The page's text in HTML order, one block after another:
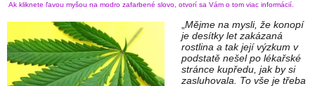
Ak kliknete ľavou myšou na modro zafarbené slovo, otvorí sa Vám o tom viac informácií.
Mějme na mysli, že konopí
je desítky let zakázaná
rostlina a tak její výzkum v
podstatě nešel po lékařské
stránce kupředu, jak by si
zasluhovala. To vše je třeba